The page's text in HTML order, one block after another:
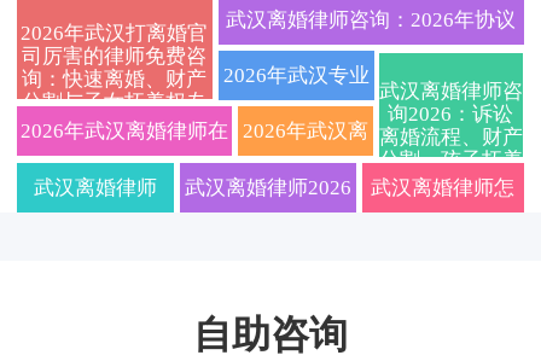
析协议离婚与
诉讼离婚全流
程避坑指南附
最新抚养权财
费用透明化？本地资
深婚姻家事律所一对
一咨询，帮您理清财
产分割与抚养权问
题，安心办理离婚手
律师超全攻略：
程序、财产债务
分割、抚养权争
夺关键要点一文
2026年武汉打离婚官
司厉害的律师免费咨
询：快速离婚、财产
分割与子女抚养权专
业指导
武汉离婚律师咨询：2026年协议
离婚与诉讼离婚流程、费用及财
产分割全攻略
2026年武汉专业
离婚律师事务所
哪家好？协议离
在线免费咨询
2026年武汉离婚律师在
线免费咨询：协议离婚
2026年武汉离
婚律师深度指
与子女抚养权
武汉离婚律师咨
询2026：诉讼
离婚流程、财产
分割、孩子抚养
权归属及律师费
武汉离婚律师 武汉离婚律师2026
的财产分割、子女
武汉离婚律师怎
自助咨询